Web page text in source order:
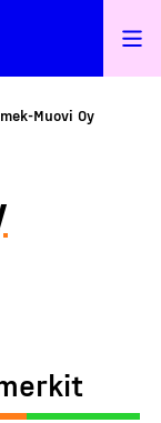
Muovi Oy